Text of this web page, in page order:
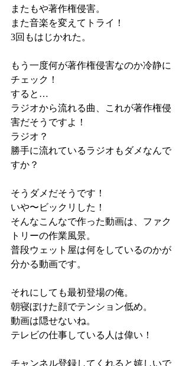
またもや著作権侵害。
また音楽を変えてトライ！
3回もはじかれた。
もう一度何が著作権侵害なのか冷静に
チェック！
すると…
ラジオから流れる曲、これが著作権侵
害だそうですよ！
ラジオ？
勝手に流れているラジオもダメなんで
すか？
そうダメだそうです！
いや〜ビックリした！
そんなこんなで作った動画は、ファク
トリーの作業風景。
普段ウェット屋は何をしているのかが
分かる動画です。
それにしても最初登場の俺。
朝寝ぼけた顔でテンション低め。
動画は隠せないね。
テレビの仕事している人は偉い！
チャンネル登録してくれると嬉しいで